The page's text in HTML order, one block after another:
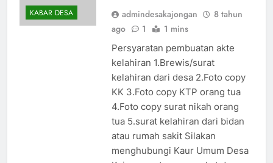
KABAR DESA admindesakajongan
8 tahun
ago
1 1 mins
Persyaratan pembuatan akte
kelahiran 1.Brewis/surat
kelahiran dari desa 2.Foto copy
KK 3.Foto copy KTP orang tua
4.Foto copy surat nikah orang
tua 5.surat kelahiran dari bidan
atau rumah sakit Silakan
menghubungi Kaur Umum Desa